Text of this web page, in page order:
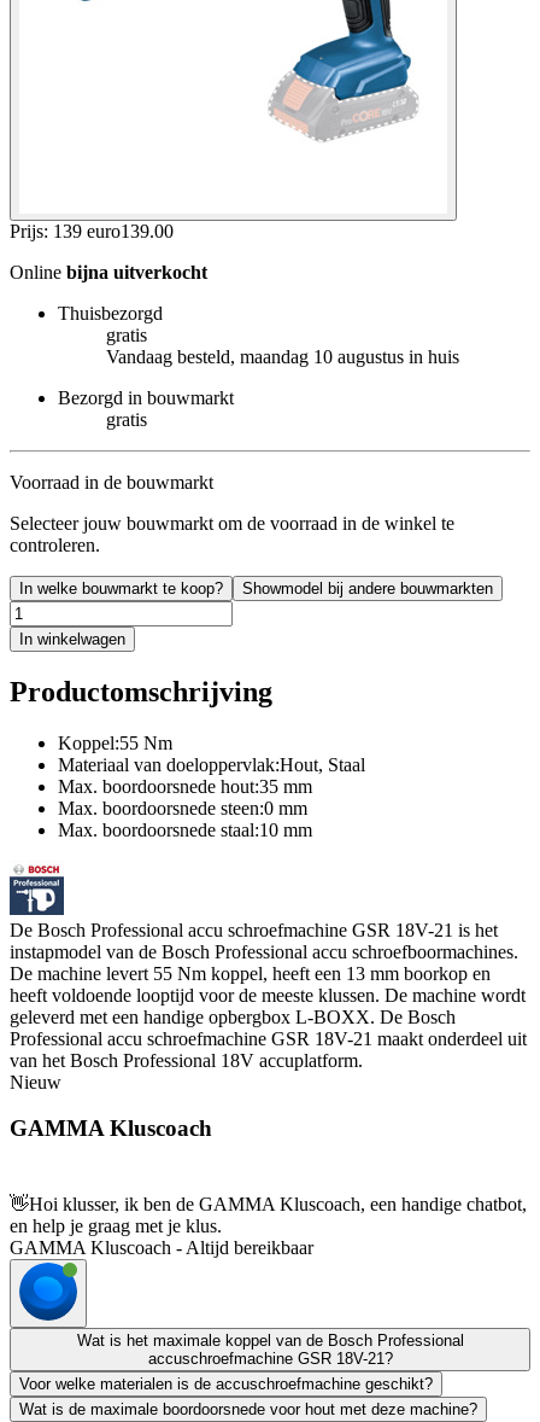
Prijs: 139 euro139.00
Online bijna uitverkocht
Thuisbezorgd
gratis
Vandaag besteld, maandag 10 augustus in huis
Bezorgd in bouwmarkt
gratis
Voorraad in de bouwmarkt
Selecteer jouw bouwmarkt om de voorraad in de winkel te
controleren.
In welke bouwmarkt te koop? Showmodel bij andere bouwmarkten
In winkelwagen
Productomschrijving
Koppel:55 Nm
Materiaal van doeloppervlak:Hout, Staal
Max. boordoorsnede hout:35 mm
Max. boordoorsnede steen:0 mm
Max. boordoorsnede staal:10 mm
De Bosch Professional accu schroefmachine GSR 18V-21 is het
instapmodel van de Bosch Professional accu schroefboormachines.
De machine levert 55 Nm koppel, heeft een 13 mm boorkop en
heeft voldoende looptijd voor de meeste klussen. De machine wordt
geleverd met een handige opbergbox L-BOXX. De Bosch
Professional accu schroefmachine GSR 18V-21 maakt onderdeel uit
van het Bosch Professional 18V accuplatform.
Nieuw
GAMMA Kluscoach
👋Hoi klusser, ik ben de GAMMA Kluscoach, een handige chatbot,
en help je graag met je klus.
GAMMA Kluscoach - Altijd bereikbaar
Wat is het maximale koppel van de Bosch Professional
accuschroefmachine GSR 18V-21?
Voor welke materialen is de accuschroefmachine geschikt?
Wat is de maximale boordoorsnede voor hout met deze machine?